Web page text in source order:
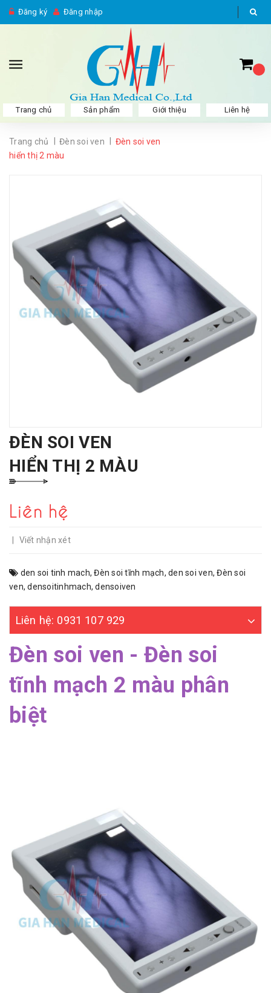
Đăng ký Đăng nhập
Trang chủ Sản phẩm Giới thiệu Liên hệ
Trang chủ Đèn soi ven
Đèn soi ven
hiển thị 2 màu
ĐÈN SOI VEN
HIỂN THỊ 2 MÀU
Liên hệ
Viết nhận xét
den soi tinh mach,Đèn soi tĩnh mạch, den soi ven,Đèn soi
ven,densoitinhmach,densoiven
Liên hệ: 0931 107 929
Đèn soi ven - Đèn soi
tĩnh mạch 2 màu phân
biệt